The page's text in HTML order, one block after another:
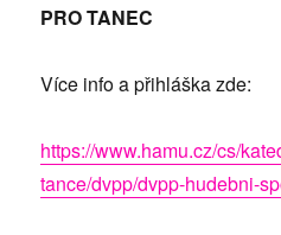
PRO TANEC
Více info a přihláška zde:
https://www.hamu.cz/cs/
tance/dvpp/dvpp-hudebni-